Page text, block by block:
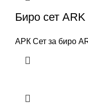
Биро сет
АРК Сет за биро